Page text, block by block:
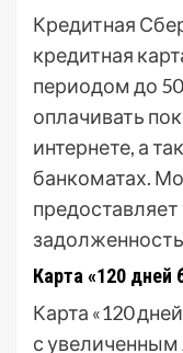
Кредитная
кредитная
периодом до
оплачивать
интернете, а
банкоматах.
Карта «120 дней
Карта «120
с